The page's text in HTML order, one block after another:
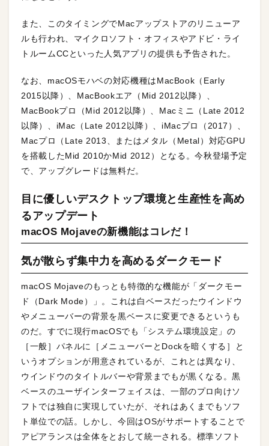
また、このタイミングでMacアップストアのリニューア
ルも行われ、マイクロソフト・オフィスやアドビ・ライ
トルームCCといった人気アプリの提供も予告された。
なお、macOSモハベの対応機種はMacBook（Early
2015以降）、MacBookエア（Mid 2012以降）、
MacBookプロ（Mid 2012以降）、Macミニ（Late 2012
以降）、iMac（Late 2012以降）、iMacプロ（2017）、
Macプロ（Late 2013、またはメタル（Metal）対応GPU
を搭載したMid 2010かMid 2012）となる。今秋登場予定
で、アップグレードは無料だ。
目に優しいデスクトップ環境と生産性を高め
るアップデート
macOS Mojaveの新機能はコレだ！
気が散らず集中力を高めるダークモード
macOS Mojaveのもっとも特徴的な機能が「ダークモー
ド（Dark Mode）」。これは白ベースだったウインドウ
やメニューバーの背景を黒ベースに変更できるというも
のだ。すでに現行macOSでも「システム環境設定」の
［一般］パネルに［メニューバーとDockを暗くする］と
いうオプションが用意されているが、これとは異なり、
ウインドウのタイトルバーや背景までもが黒くなる。黒
ベースのユーザインターフェイスは、一部のプロ向けソ
フトでは独自に実現していたが、それはあくまでもソフ
ト単位での話。しかし、今回はOSがサポートすることで
アピアランスは全体をとおして統一される。標準ソフト